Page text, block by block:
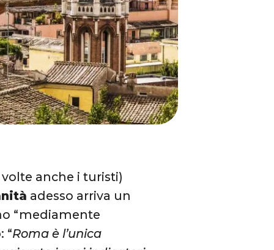
anche i turisti)
adesso arriva un
“mediamente
“Roma è l’unica